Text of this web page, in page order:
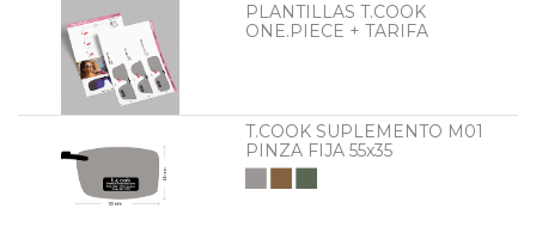
PLANTILLAS T.COOK
ONE.PIECE + TARIFA
T.COOK SUPLEMENTO M01
PINZA FIJA 55x35